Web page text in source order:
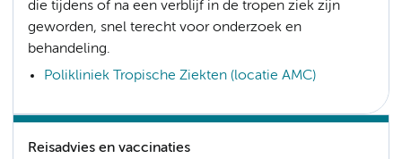
die tijdens of na een verblijf in de tropen ziek zijn
geworden, snel terecht voor onderzoek en
behandeling.
Polikliniek Tropische Ziekten (locatie AMC)
Reisadvies en vaccinaties